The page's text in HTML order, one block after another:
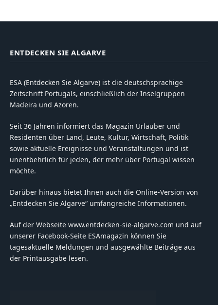
ENTDECKEN SIE ALGARVE
ESA (Entdecken Sie Algarve) ist die deutschsprachige
Zeitschrift Portugals, einschließlich der Inselgruppen
Madeira und Azoren.
Seit 36 Jahren informiert das Magazin Urlauber und
Residenten über Land, Leute, Kultur, Wirtschaft, Politik
sowie aktuelle Ereignisse und Veranstaltungen und ist
unentbehrlich für jeden, der mehr über Portugal wissen
möchte.
Darüber hinaus bietet Ihnen auch die Online-Version von
„Entdecken Sie Algarve“ umfangreiche Informationen.
Auf der Webseite www.entdecken-sie-algarve.com und auf
unserer Facebook-Seite ESAmagazin können Sie
tagesaktuelle Meldungen und ausgewählte Beiträge aus
der Printausgabe lesen.